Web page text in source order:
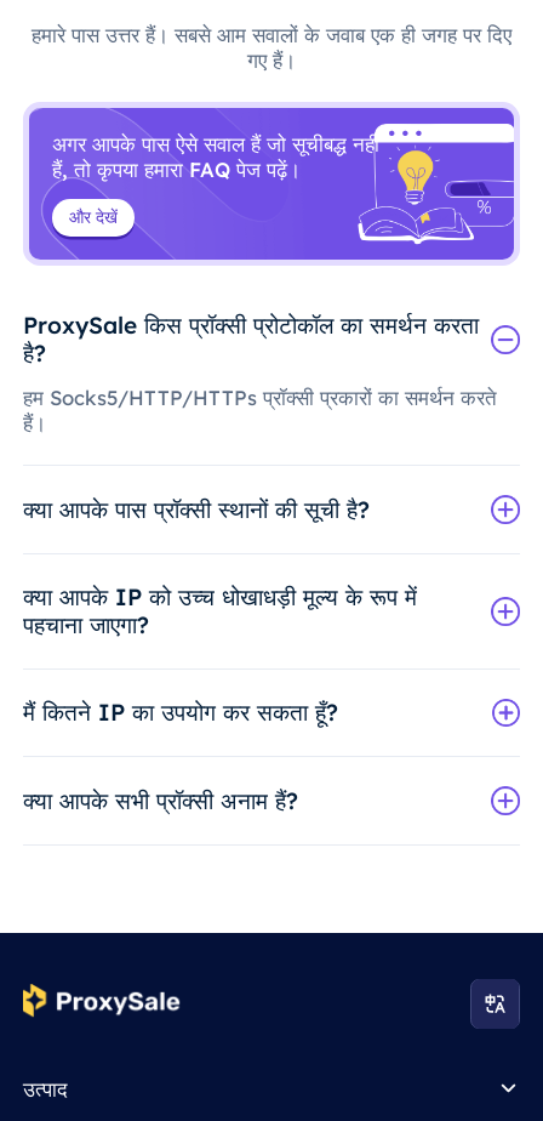
हमारे पास उत्तर हैं। सबसे आम सवालों के जवाब एक ही जगह पर दिए
गए हैं।
अगर आपके पास ऐसे सवाल हैं जो सूचीबद्ध नहीं
हैं, तो कृपया हमारा FAQ पेज पढ़ें।
और देखें
ProxySale किस प्रॉक्सी प्रोटोकॉल का समर्थन करता
है?
हम Socks5/HTTP/HTTPs प्रॉक्सी प्रकारों का समर्थन करते
हैं।
क्या आपके पास प्रॉक्सी स्थानों की सूची है?
क्या आपके IP को उच्च धोखाधड़ी मूल्य के रूप में
पहचाना जाएगा?
मैं कितने IP का उपयोग कर सकता हूँ?
क्या आपके सभी प्रॉक्सी अनाम हैं?
उत्पाद